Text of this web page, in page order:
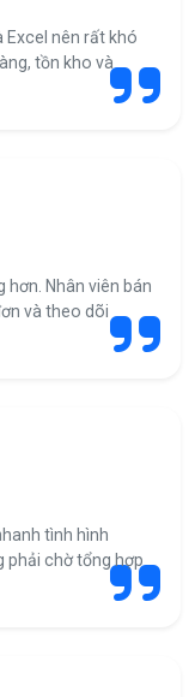
Excel nên rất khó
tồn kho và
hơn. Nhân viên bán
và theo dõi
tình hình
phải chờ tổng hợp